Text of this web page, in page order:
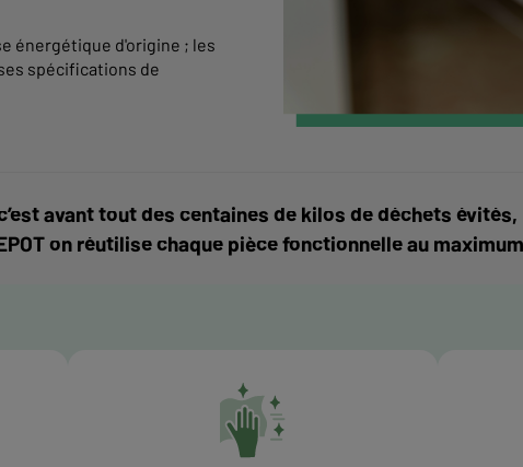
énergétique d'origine ; les
spécifications de
avant tout des centaines de kilos de déchets
on réutilise chaque pièce fonctionnelle au maximum